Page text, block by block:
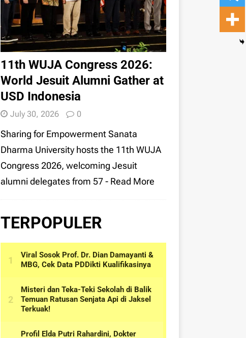
11th WUJA Congress 2026:
World Jesuit Alumni Gather at
USD Indonesia
July 30, 2026 0
Sharing for Empowerment Sanata
Dharma University hosts the 11th WUJA
Congress 2026, welcoming Jesuit
alumni delegates from 57- Read More
TERPOPULER